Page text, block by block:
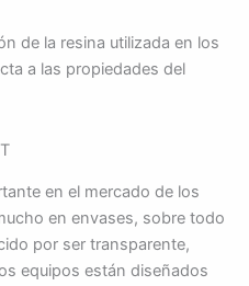
de la resina utilizada en los
a las propiedades del
en el mercado de los
en envases, sobre todo
por ser transparente,
equipos están diseñados